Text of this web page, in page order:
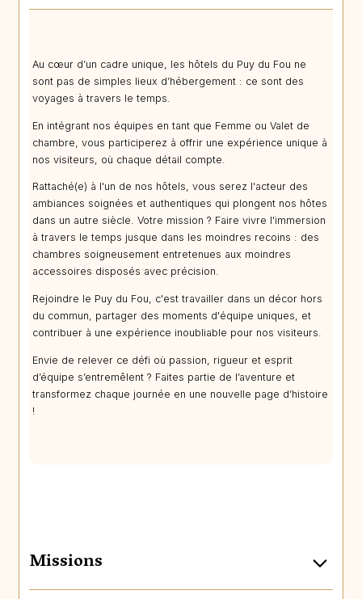
Au cœur d’un cadre unique, les hôtels du Puy du Fou ne
sont pas de simples lieux d’hébergement : ce sont des
voyages à travers le temps.
En intégrant nos équipes en tant que Femme ou Valet de
chambre, vous participerez à offrir une expérience unique à
nos visiteurs, où chaque détail compte.
Rattaché(e) à l'un de nos hôtels, vous serez l'acteur des
ambiances soignées et authentiques qui plongent nos hôtes
dans un autre siècle. Votre mission ? Faire vivre l'immersion
à travers le temps jusque dans les moindres recoins : des
chambres soigneusement entretenues aux moindres
accessoires disposés avec précision.
Rejoindre le Puy du Fou, c'est travailler dans un décor hors
du commun, partager des moments d'équipe uniques, et
contribuer à une expérience inoubliable pour nos visiteurs.
Envie de relever ce défi où passion, rigueur et esprit
d’équipe s’entremêlent ? Faites partie de l’aventure et
transformez chaque journée en une nouvelle page d’histoire
!
Missions